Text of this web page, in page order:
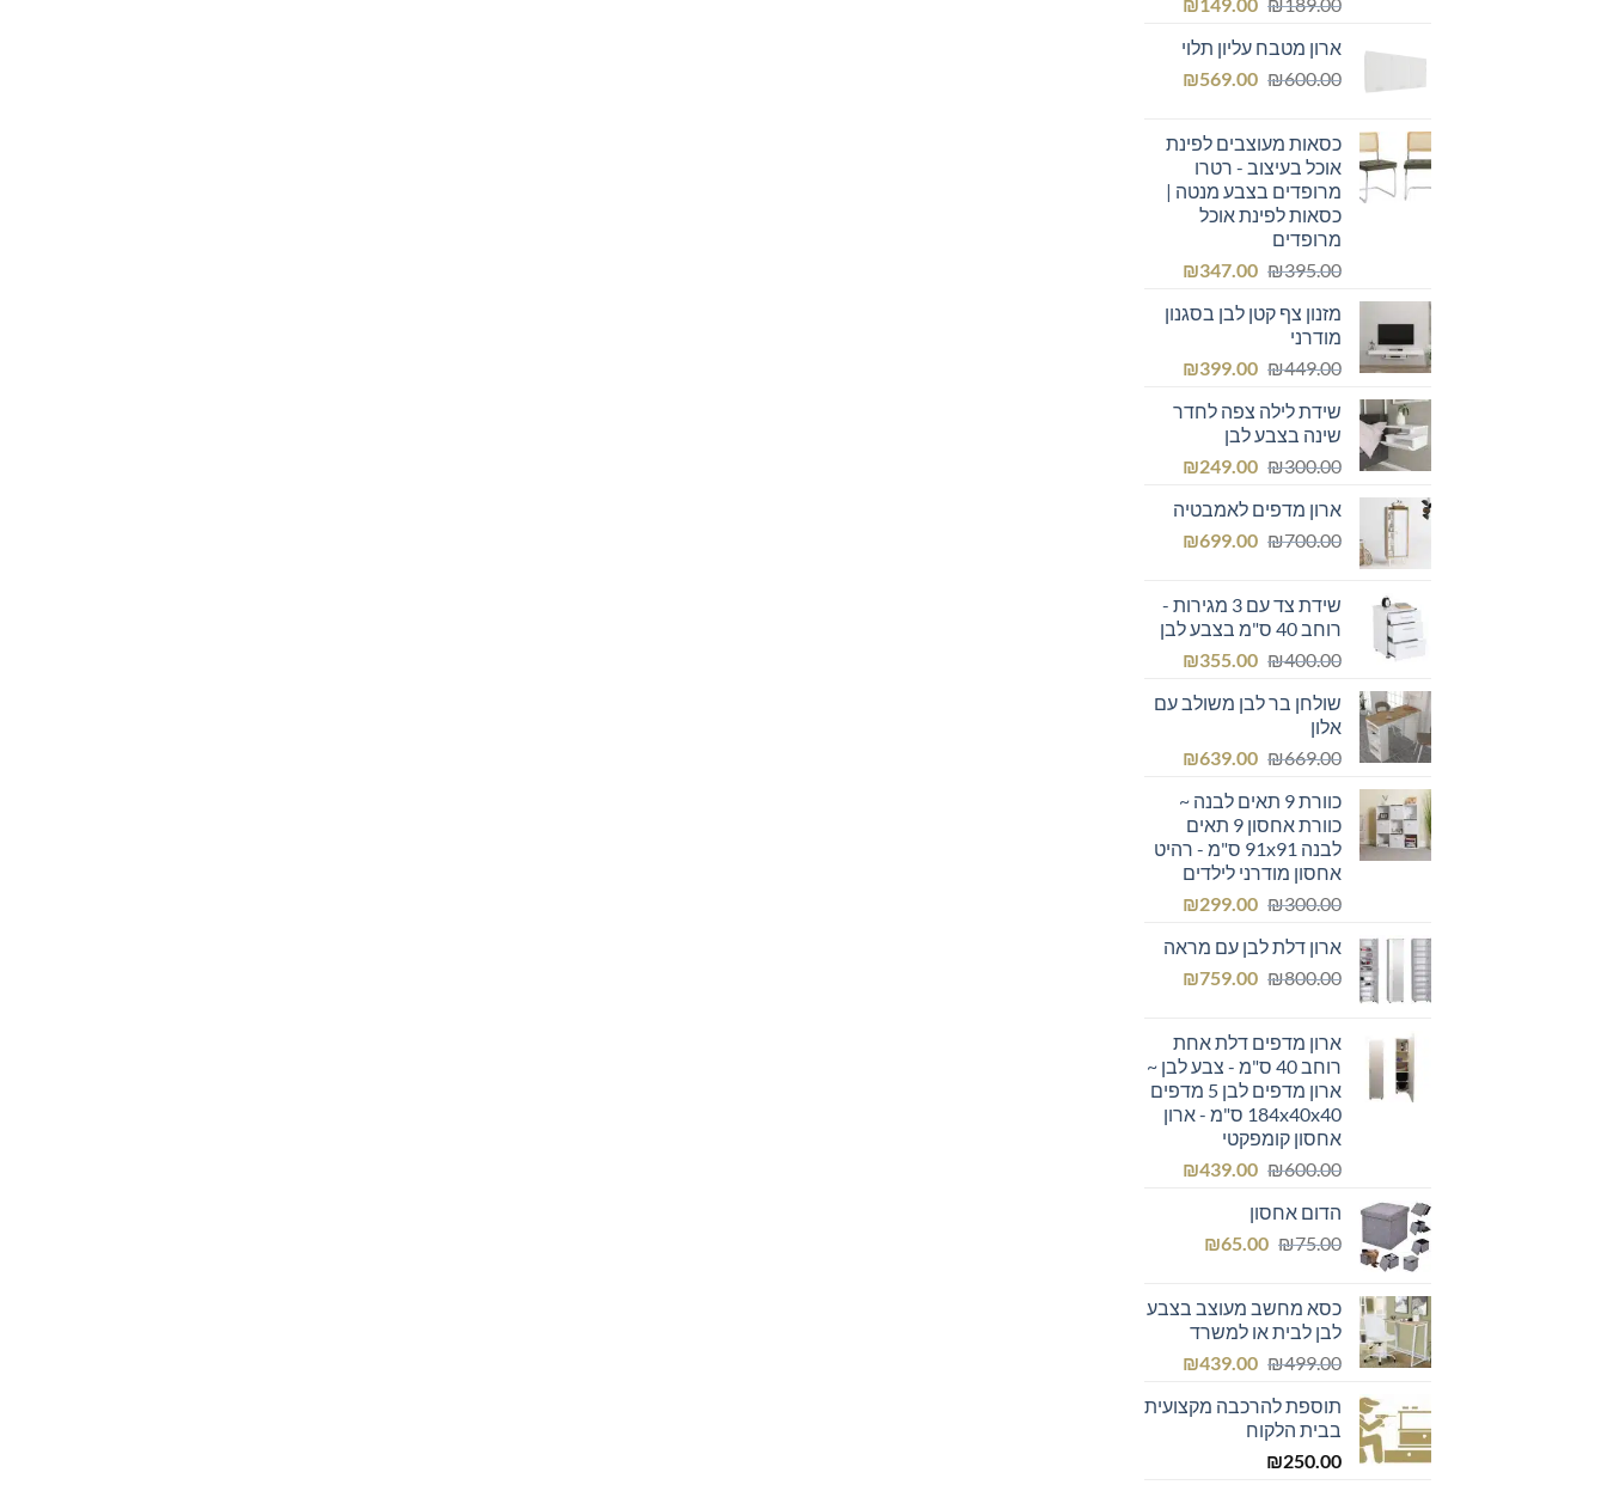
₪189.00
היה:
₪189.00.
₪149.00
הוא:
₪149.00.
ארון מטבח עליון תלוי
₪600.00
המחיר
₪600.00.
₪569.00
המחיר
₪569.00.כסאות מעוצבים לפינת
אוכל בעיצוב - רטרו
מרופדים בצבע מנטה |
כסאות לפינת אוכל
מרופדים
₪395.00
המחיר
היה:
₪347.00
המחיר
הוא:
מזנון צף קטן לבן בסגנון
מודרני
₪449.00
המחיר
היה:
₪449.00.
₪399.00
המחיר
הוא:שידת לילה צפה לחדר
שינה בצבע לבן
₪300.00
המחיר
היה:
₪300.00.
₪249.00
המחיר
הוא:
₪249.00.
ארון מדפים לאמבטיה
₪700.00
המחיר
₪700.00.
₪699.00
המחיר
₪699.00.שידת צד עם 3 מגירות -
רוחב 40 ס"מ בצבע לבן
₪400.00
המחיר
היה:
₪355.00
המחיר
הוא:
שולחן בר לבן משולב עם
אלון
₪669.00
המחיר
היה:
₪669.00.
₪639.00
המחיר
הוא:כוורת 9 תאים לבנה ~
כוורת אחסון 9 תאים
לבנה 91x91 ס"מ - רהיט
אחסון מודרני לילדים
₪300.00
המחיר
היה:
₪300.00.
₪299.00
המחיר
הוא:
₪299.00.
ארון דלת לבן עם מראה
₪800.00
המחיר
₪800.00.
₪759.00
המחיר
₪759.00.ארון מדפים דלת אחת
רוחב 40 ס"מ - צבע לבן ~
ארון מדפים לבן 5 מדפים
184x40x40 ס"מ - ארון
אחסון קומפקטי
₪600.00
המחיר
היה:
₪600.00.
₪439.00
המחיר
הדום אחסון
₪75.00
המחיר
₪75.00.
₪65.00
המחיר
₪65.00.
כסא מחשב מעוצב בצבע
לבן לבית או למשרד
₪499.00
המחיר
היה:
₪499.00.
₪439.00
המחיר
הוא:
תוספת להרכבה מקצועית
בבית הלקוח
₪250.00